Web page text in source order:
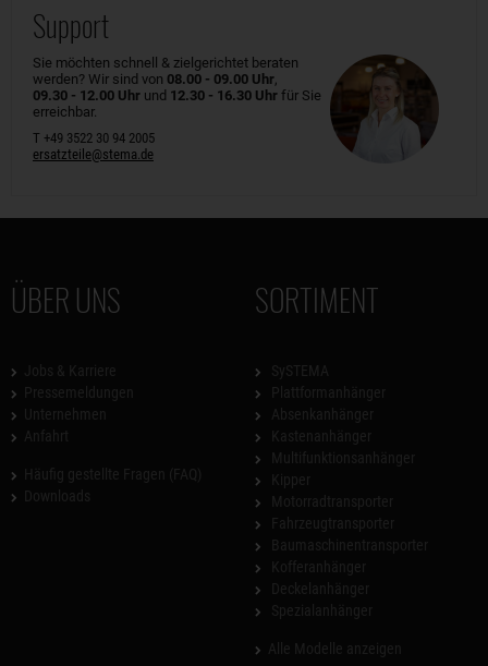
Support
Sie möchten schnell & zielgerichtet beraten
werden? Wir sind von 08.00 - 09.00 Uhr,
09.30 - 12.00 Uhr und 12.30 - 16.30 Uhr für Sie
erreichbar.
T +49 3522 30 94 2005
ersatzteile@stema.de
ÜBER UNS SORTIMENT